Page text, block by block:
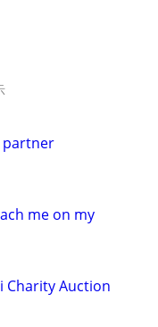
partner
me on my
Auction